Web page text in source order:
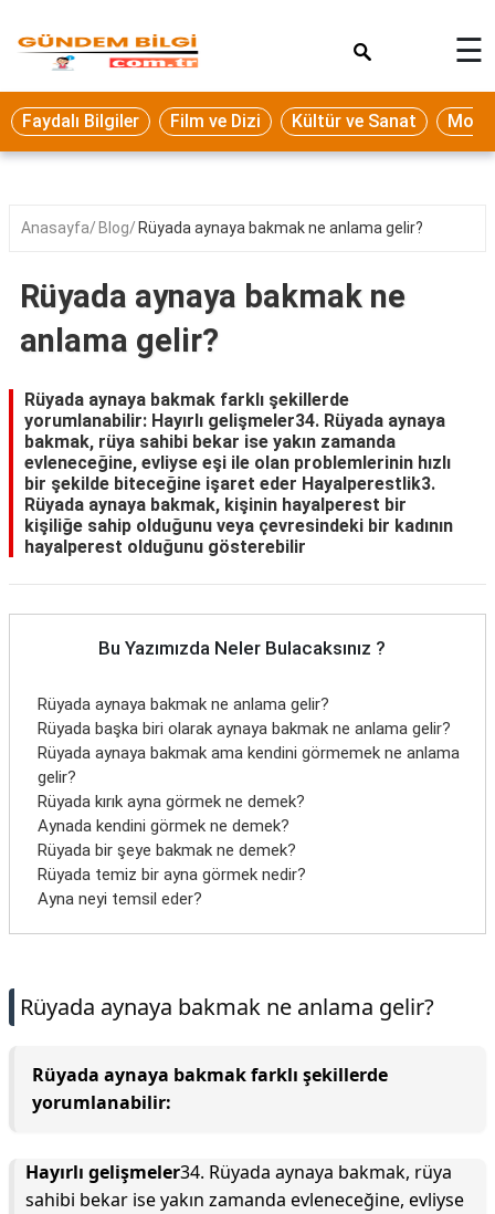
Eğitim
Ekonomi
Seyahat
Oyun
Yaşam
Hukuk
Blog
☰
Faydalı Bilgiler Film ve Dizi Kültür ve Sanat
Anasayfa Blog Rüyada aynaya bakmak ne anlama gelir?
Rüyada aynaya bakmak ne
anlama gelir?
Rüyada aynaya bakmak farklı şekillerde
yorumlanabilir: Hayırlı gelişmeler34. Rüyada aynaya
bakmak, rüya sahibi bekar ise yakın zamanda
evleneceğine, evliyse eşi ile olan problemlerinin hızlı
bir şekilde biteceğine işaret eder Hayalperestlik3.
Rüyada aynaya bakmak, kişinin hayalperest bir
kişiliğe sahip olduğunu veya çevresindeki bir kadının
hayalperest olduğunu gösterebilir
Bu Yazımızda Neler Bulacaksınız ?
Rüyada aynaya bakmak ne anlama gelir?
Rüyada başka biri olarak aynaya bakmak ne anlama gelir?
Rüyada aynaya bakmak ama kendini görmemek ne anlama
gelir?
Rüyada kırık ayna görmek ne demek?
Aynada kendini görmek ne demek?
Rüyada bir şeye bakmak ne demek?
Rüyada temiz bir ayna görmek nedir?
Ayna neyi temsil eder?
Rüyada aynaya bakmak ne anlama gelir?
Rüyada aynaya bakmak farklı şekillerde
yorumlanabilir:
Hayırlı gelişmeler34. Rüyada aynaya bakmak, rüya
sahibi bekar ise yakın zamanda evleneceğine, evliyse